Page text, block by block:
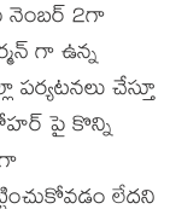
2గా
గా ఉన్న
చేస్తూ
పై కొన్ని
లేదని